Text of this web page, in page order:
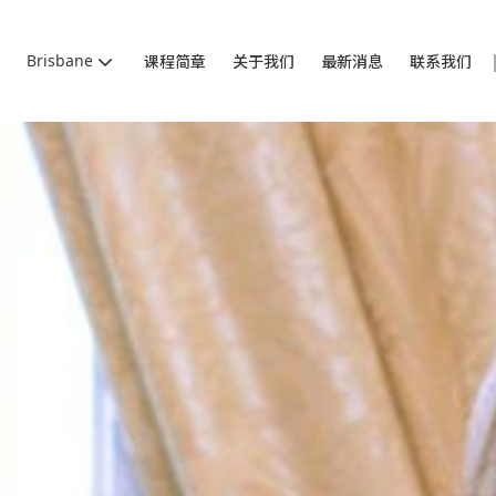
Brisbane 课程简章 关于我们 最新消息 联系我们